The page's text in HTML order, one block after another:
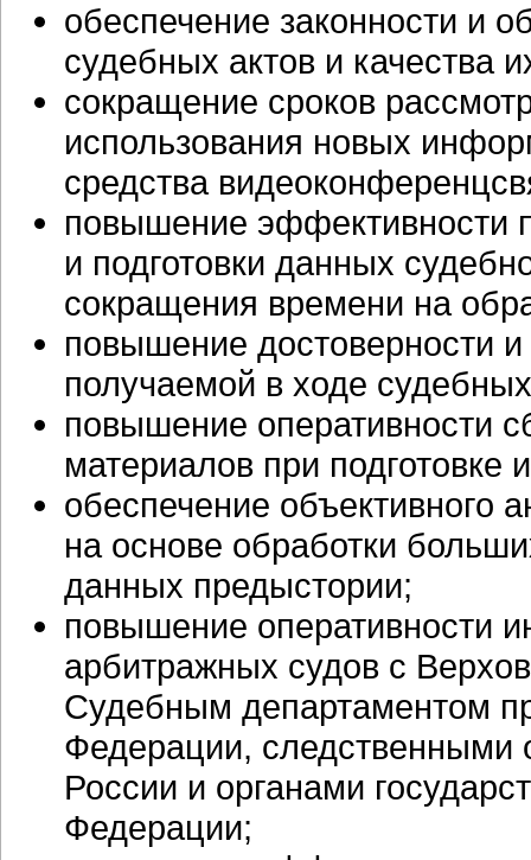
обеспечение законности и
судебных актов и качества
сокращение сроков
использования новых
средства
повышение эффективности
и подготовки данных
сокращения времени на
повышение достоверности
получаемой в ходе
повышение оперативности
материалов при подготовке
обеспечение объективного
на основе обработки
данных предыстории;
повышение оперативности
арбитражных судов с
Судебным департаментом
Федерации, следственными
России и органами
Федерации;